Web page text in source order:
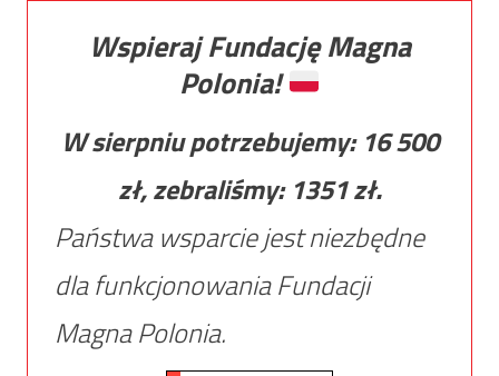
Wspieraj Fundację Magna
Polonia!
W sierpniu potrzebujemy: 16 500
zł, zebraliśmy: 1351zł.
Państwa wsparcie jest niezbędne
dla funkcjonowania Fundacji
Magna Polonia.